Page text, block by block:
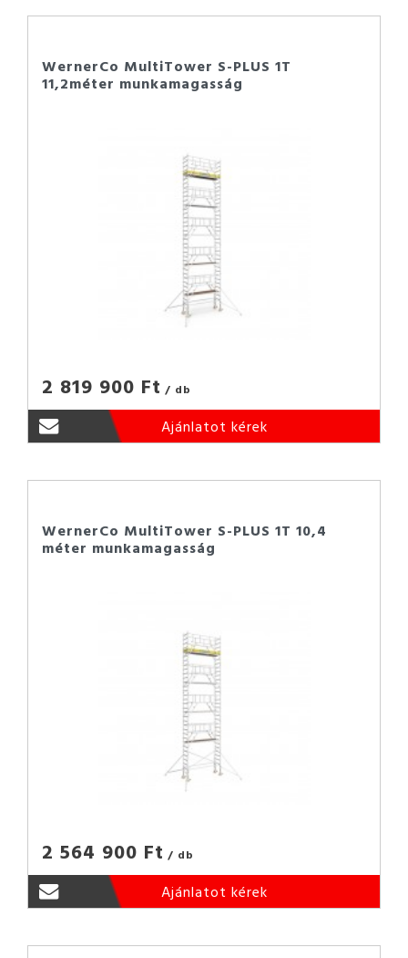
WernerCo MultiTower S-PLUS 1T
11,2méter munkamagasság
2 819 900 Ft / db
Ajánlatot kérek
WernerCo MultiTower S-PLUS 1T 10,4
méter munkamagasság
2 564 900 Ft / db
Ajánlatot kérek